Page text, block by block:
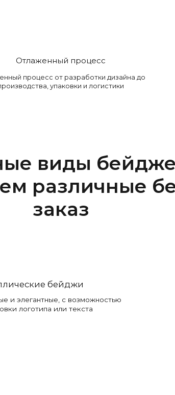
Отлаженный процесс
процесс от разработки дизайна до
упаковки и логистики
виды
различные
заказ
бейджи
и элегантные, с возможностью
логотипа или текста